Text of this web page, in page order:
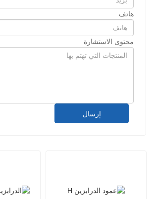
هاتف
محتوى الاستشارة
إرسال